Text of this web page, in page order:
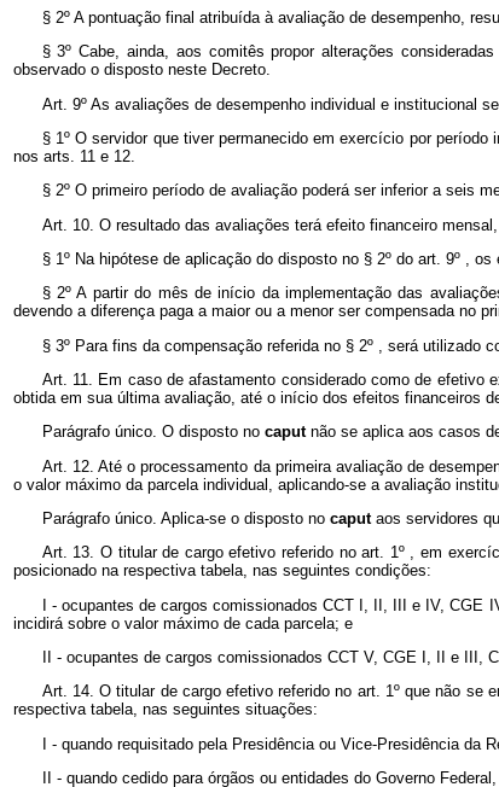
§ 2º A pontuação final atribuída à avaliação de desempenho,
§ 3º Cabe, ainda, aos comitês propor alterações
observado o disposto neste Decreto.
Art. 9º As avaliações de desempenho individual e institucional
§ 1º O servidor que tiver permanecido em exercício por
nos arts. 11 e 12.
§ 2º O primeiro período de avaliação poderá ser inferior a seis
Art. 10. O resultado das avaliações terá efeito financeiro
§ 1º Na hipótese de aplicação do disposto no § 2º do art. 9º ,
§ 2º A partir do mês de início da implementação das
devendo a diferença paga a maior ou a menor ser compensada no
§ 3º Para fins da compensação referida no § 2º , será utilizado
Art. 11. Em caso de afastamento considerado como de efetivo
obtida em sua última avaliação, até o início dos efeitos financeiros
Parágrafo único. O disposto no caput não se aplica aos casos
Art. 12. Até o processamento da primeira avaliação de
o valor máximo da parcela individual, aplicando-se a avaliação
Parágrafo único. Aplica-se o disposto no caput aos servidores
Art. 13. O titular de cargo efetivo referido no art. 1º , em
posicionado na respectiva tabela, nas seguintes condições:
I - ocupantes de cargos comissionados CCT I, II, III e IV,
incidirá sobre o valor máximo de cada parcela; e
II - ocupantes de cargos comissionados CCT V, CGE I, II e III,
Art. 14. O titular de cargo efetivo referido no art. 1º que não se
respectiva tabela, nas seguintes situações:
I - quando requisitado pela Presidência ou Vice-Presidência da
II - quando cedido para órgãos ou entidades do Governo